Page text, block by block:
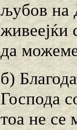
љубов на
живеејќи
да
б)
Господа
тоа не се